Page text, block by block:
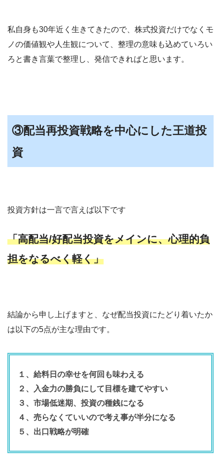
私自身も30年近く生きてきたので、株式投資だけでなくモ
ノの価値観や人生観について、整理の意味も込めていろい
ろと書き言葉で整理し、発信できればと思います。
③配当再投資戦略を中心にした王道投
資
投資方針は一言で言えば以下です
「高配当/好配当投資をメインに、心理的負
担をなるべく軽く」
結論から申し上げますと、なぜ配当投資にたどり着いたか
は以下の5点が主な理由です。
１、給料日の幸せを何回も味わえる
２、入金力の勝負にして目標を建てやすい
３、市場低迷期、投資の種銭になる
４、売らなくていいので考え事が半分になる
５、出口戦略が明確